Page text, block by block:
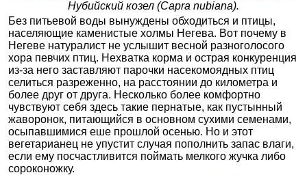
Нубийский козел (Capra nubiana).
Без питьевой воды вынуждены обходиться и птицы,
населяющие каменистые холмы Негева. Вот почему в
Негеве натуралист не услышит весной разноголосого
хора певчих птиц. Нехватка корма и острая конкуренция
из-за него заставляют парочки насекомоядных птиц
селиться разреженно, на расстоянии до километра и
более друг от друга. Несколько более комфортно
чувствуют себя здесь такие пернатые, как пустынный
жаворонок, питающийся в основном сухими семенами,
осыпавшимися еше прошлой осенью. Но и этот
вегетарианец не упустит случая пополнить запас влаги,
если ему посчастливится поймать мелкого жучка либо
сороконожку.